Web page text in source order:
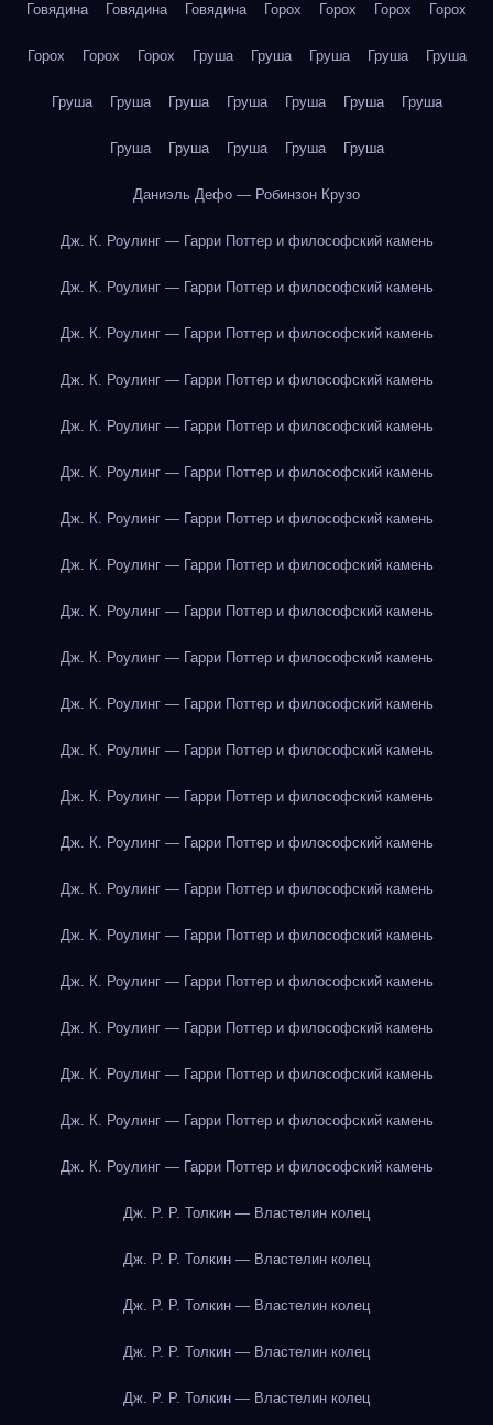
Говядина Говядина Говядина Горох Горох Горох Горох
Горох Горох Горох Груша Груша Груша Груша Груша
Груша Груша Груша Груша Груша Груша Груша
Груша Груша Груша Груша Груша
Даниэль Дефо — Робинзон Крузо
Дж. К. Роулинг — Гарри Поттер и философский камень
Дж. К. Роулинг — Гарри Поттер и философский камень
Дж. К. Роулинг — Гарри Поттер и философский камень
Дж. К. Роулинг — Гарри Поттер и философский камень
Дж. К. Роулинг — Гарри Поттер и философский камень
Дж. К. Роулинг — Гарри Поттер и философский камень
Дж. К. Роулинг — Гарри Поттер и философский камень
Дж. К. Роулинг — Гарри Поттер и философский камень
Дж. К. Роулинг — Гарри Поттер и философский камень
Дж. К. Роулинг — Гарри Поттер и философский камень
Дж. К. Роулинг — Гарри Поттер и философский камень
Дж. К. Роулинг — Гарри Поттер и философский камень
Дж. К. Роулинг — Гарри Поттер и философский камень
Дж. К. Роулинг — Гарри Поттер и философский камень
Дж. К. Роулинг — Гарри Поттер и философский камень
Дж. К. Роулинг — Гарри Поттер и философский камень
Дж. К. Роулинг — Гарри Поттер и философский камень
Дж. К. Роулинг — Гарри Поттер и философский камень
Дж. К. Роулинг — Гарри Поттер и философский камень
Дж. К. Роулинг — Гарри Поттер и философский камень
Дж. К. Роулинг — Гарри Поттер и философский камень
Дж. Р. Р. Толкин — Властелин колец
Дж. Р. Р. Толкин — Властелин колец
Дж. Р. Р. Толкин — Властелин колец
Дж. Р. Р. Толкин — Властелин колец
Дж. Р. Р. Толкин — Властелин колец